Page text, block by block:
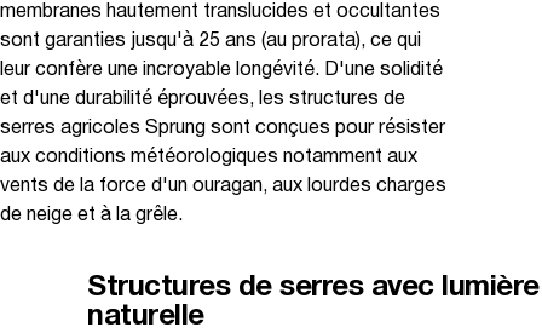
membranes hautement translucides et occultantes
sont garanties jusqu'à 25 ans (au prorata), ce qui
leur confère une incroyable longévité. D'une solidité
et d'une durabilité éprouvées, les structures de
serres agricoles Sprung sont conçues pour résister
aux conditions météorologiques notamment aux
vents de la force d'un ouragan, aux lourdes charges
de neige et à la grêle.
Structures de serres avec lumière
naturelle